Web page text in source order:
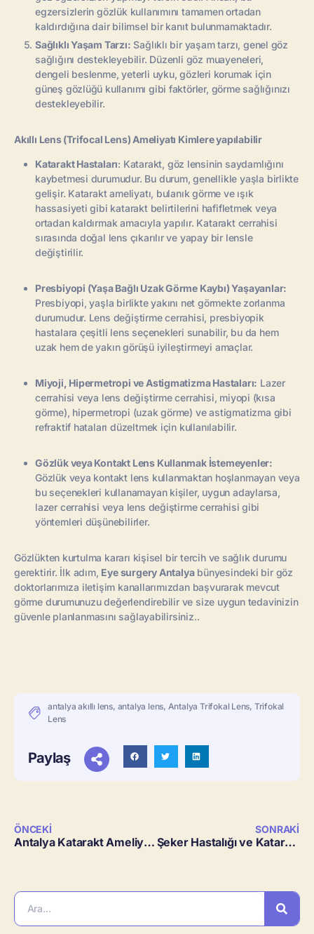
egzersizlerin gözlük kullanımını tamamen ortadan
kaldırdığına dair bilimsel bir kanıt bulunmamaktadır.
Sağlıklı Yaşam Tarzı: Sağlıklı bir yaşam tarzı, genel göz
sağlığını destekleyebilir. Düzenli göz muayeneleri,
dengeli beslenme, yeterli uyku, gözleri korumak için
güneş gözlüğü kullanımı gibi faktörler, görme sağlığınızı
destekleyebilir.
Akıllı Lens (Trifocal Lens) Ameliyatı Kimlere yapılabilir
Katarakt Hastaları: Katarakt, göz lensinin saydamlığını
kaybetmesi durumudur. Bu durum, genellikle yaşla birlikte
gelişir. Katarakt ameliyatı, bulanık görme ve ışık
hassasiyeti gibi katarakt belirtilerini hafifletmek veya
ortadan kaldırmak amacıyla yapılır. Katarakt cerrahisi
sırasında doğal lens çıkarılır ve yapay bir lensle
değiştirilir.
Presbiyopi (Yaşa Bağlı Uzak Görme Kaybı) Yaşayanlar:
Presbiyopi, yaşla birlikte yakını net görmekte zorlanma
durumudur. Lens değiştirme cerrahisi, presbiyopik
hastalara çeşitli lens seçenekleri sunabilir, bu da hem
uzak hem de yakın görüşü iyileştirmeyi amaçlar.
Miyoji, Hipermetropi ve Astigmatizma Hastaları: Lazer
cerrahisi veya lens değiştirme cerrahisi, miyopi (kısa
görme), hipermetropi (uzak görme) ve astigmatizma gibi
refraktif hataları düzeltmek için kullanılabilir.
Gözlük veya Kontakt Lens Kullanmak İstemeyenler:
Gözlük veya kontakt lens kullanmaktan hoşlanmayan veya
bu seçenekleri kullanamayan kişiler, uygun adaylarsa,
lazer cerrahisi veya lens değiştirme cerrahisi gibi
yöntemleri düşünebilirler.
Gözlükten kurtulma kararı kişisel bir tercih ve sağlık durumu
gerektirir. İlk adım, Eye surgery Antalyabünyesindeki bir göz
doktorlarımıza iletişim kanallarımızdan başvurarak mevcut
görme durumunuzu değerlendirebilir ve size uygun tedavinizin
güvenle planlanmasını sağlayabilirsiniz..
antalya akıllı lens, antalya lens, Antalya Trifokal Lens, Trifokal
Lens
Paylaş
ÖNCEKI
Antalya Katarakt Ameliyatı
SONRAKI
Şeker Hastalığı ve Katarakt